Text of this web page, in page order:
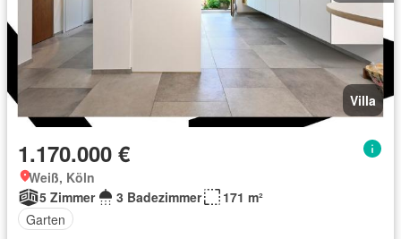
Villa
1.170.000 €
Weiß, Köln
5 Zimmer
3 Badezimmer
171 m²
Garten